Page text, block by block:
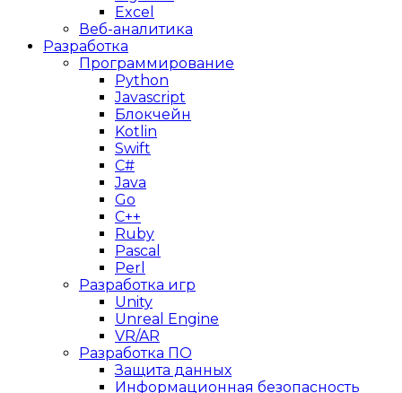
Excel
Веб-аналитика
Разработка
Программирование
Python
Javascript
Блокчейн
Kotlin
Swift
C#
Java
Go
C++
Ruby
Pascal
Perl
Разработка игр
Unity
Unreal Engine
VR/AR
Разработка ПО
Защита данных
Информационная безопасность